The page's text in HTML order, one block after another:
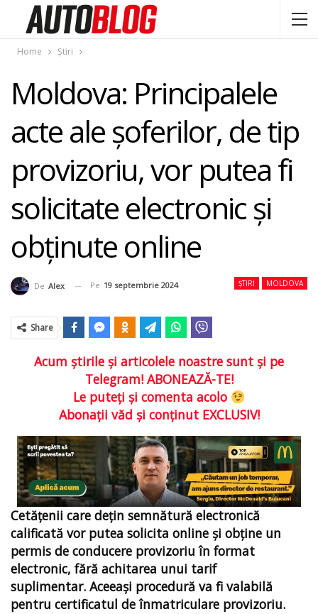
Home Știri
Moldova: Principalele
acte ale șoferilor, de tip
provizoriu, vor putea fi
solicitate electronic și
obținute online
ȘTIRI MOLDOVA
De Alex Pe 19 septembrie 2024
Share
Acum ştirile şi articolele noastre sunt şi pe
Telegram! ABONEAZĂ-TE!
Le puteţi şi comenta acolo
Abonaţii văd şi conţinut EXCLUSIV!
Cetățenii care dețin semnătură electronică
calificată vor putea solicita online și obține un
permis de conducere provizoriu în format
electronic, fără achitarea unui tarif
suplimentar. Aceeași procedură va fi valabilă
pentru certificatul de înmatriculare provizoriu.